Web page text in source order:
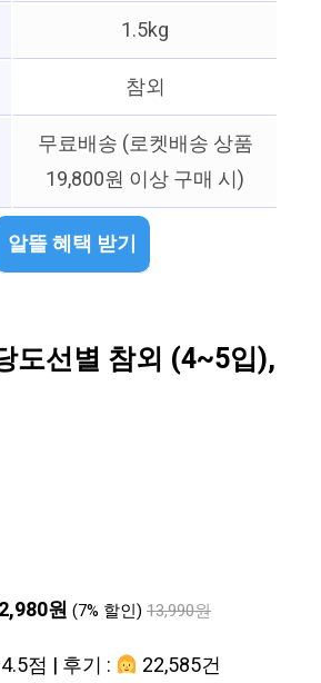
1.5kg
참외
무료배송 (로켓배송 상품
19,800원 이상 구매 시)
알뜰 혜택 받기
도선별 참외 (4~5입),
원 (7% 할인) 13,990원
점 | 후기 : 22,585건